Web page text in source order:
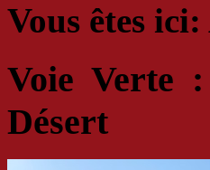
Vous êtes ici:
Voie Verte
Désert